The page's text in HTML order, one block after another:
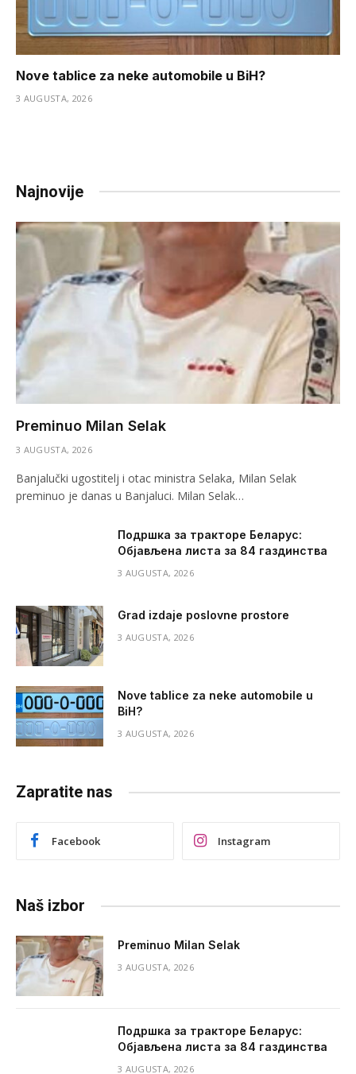
Nove tablice za neke automobile u BiH?
3 AUGUSTA, 2026
Najnovije
Preminuo Milan Selak
3 AUGUSTA, 2026
Banjalučki ugostitelj i otac ministra Selaka, Milan Selak
preminuo je danas u Banjaluci. Milan Selak…
Подршка за тракторе Беларус:
Објављена листа за 84 газдинства
3 AUGUSTA, 2026
Grad izdaje poslovne prostore
3 AUGUSTA, 2026
Nove tablice za neke automobile u
BiH?
3 AUGUSTA, 2026
Zapratite nas
Facebook Instagram
Naš izbor
Preminuo Milan Selak
3 AUGUSTA, 2026
Подршка за тракторе Беларус:
Објављена листа за 84 газдинства
3 AUGUSTA, 2026